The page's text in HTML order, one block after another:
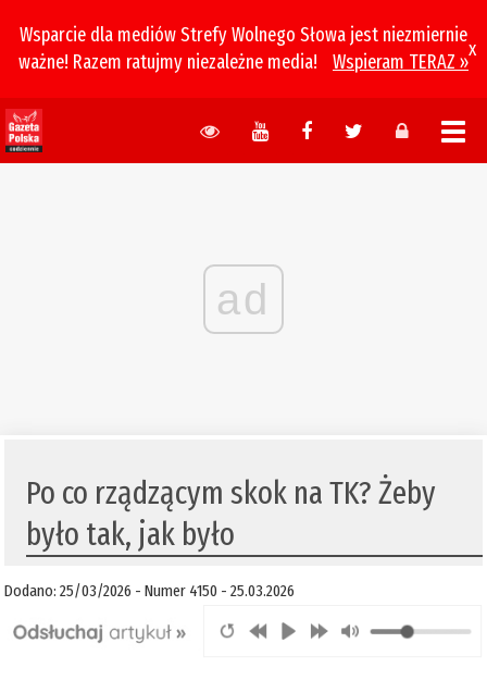
Wsparcie dla mediów Strefy Wolnego Słowa jest niezmiernie
ważne! Razem ratujmy niezależne media!
Wspieram TERAZ »
x
ad
Po co rządzącym skok na TK? Żeby
było tak, jak było
Dodano: 25/03/2026 - Numer 4150 - 25.03.2026